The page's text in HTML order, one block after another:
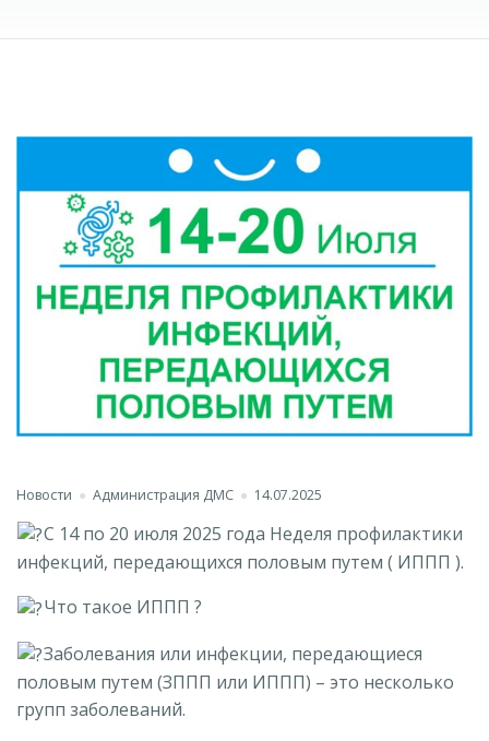
Новости Администрация ДМС 14.07.2025
С 14 по 20 июля 2025 года Неделя профилактики
инфекций, передающихся половым путем ( ИППП ).
Что такое ИППП ?
Заболевания или инфекции, передающиеся
половым путем (ЗППП или ИППП) – это несколько
групп заболеваний.